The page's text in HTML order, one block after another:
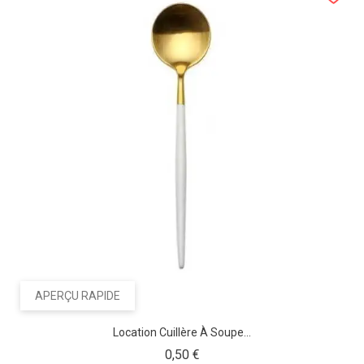
APERÇU RAPIDE
Location Cuillère À Soupe...
0,50 €Prix